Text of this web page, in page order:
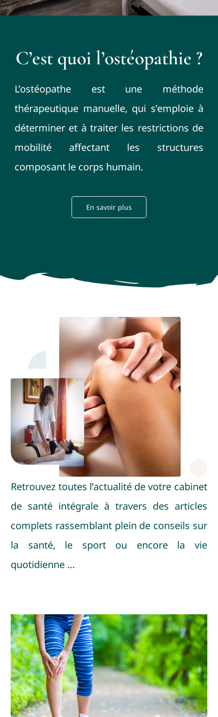
C’est quoi l’ostéopathie ?
L’ostéopathe est une méthode
thérapeutique manuelle, qui s’emploie à
déterminer et à traiter les restrictions de
mobilité affectant les structures
composant le corps humain.
En savoir plus
Retrouvez toutes l’actualité de votre cabinet
de santé intégrale à travers des articles
complets rassemblant plein de conseils sur
la santé, le sport ou encore la vie
quotidienne …
Soulager les douleurs aux
genoux grâce à l’ostéopathie
Ostéopathie